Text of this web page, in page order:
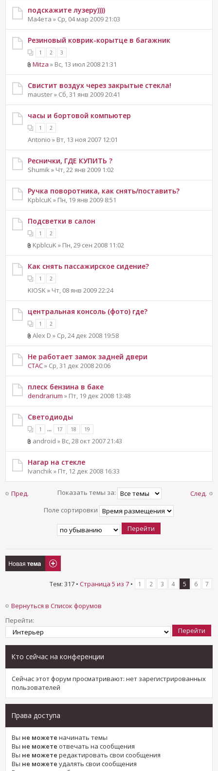
подскажите лузеру))))
Ма4ета » Ср, 04 мар 2009 21:03
Резиновый коврик-корытце в багажник
1 2 3
Mitza » Вс, 13 июл 2008 21:31
Свистит воздух через закрытые стекла!
mauster » Сб, 31 янв 2009 20:41
часы и бортовой компьютер
1 2
Antonio » Вт, 13 ноя 2007 12:01
Реснички, ГДЕ КУПИТЬ ?
Shumik » Чт, 22 янв 2009 1:02
Ручка поворотника, как снять/поставить?
KpblcuK » Пн, 19 янв 2009 8:51
Подсветки в салон
1 2
KpblcuK » Пн, 29 сен 2008 11:02
Как снять пассажирское сидение?
1 2
KIOSK » Чт, 08 янв 2009 22:24
центральная консоль (фото) где?
1 2
Alex D » Ср, 24 дек 2008 19:58
Не работает замок задней двери
CTAC» Ср, 31 дек 2008 20:06
плеск бензина в баке
dendrarium » Пт, 19 дек 2008 13:48
Светодиоды
1 ... 17 18 19
android » Вс, 28 окт 2007 21:43
Нагар на стекле
Ivanchik » Пт, 12 дек 2008 16:33
Пред. След.
Показать темы за:
Поле сортировки
Новая тема
Тем: 317 • Страница 5 из 7• 1 2 3 4 5 6 7
Вернуться в Список форумов
Перейти:
Кто сейчас на конференции
Сейчас этот форум просматривают: нет зарегистрированных
пользователей
Права доступа
Вы не можете начинать темы
Вы не можете отвечать на сообщения
Вы не можете редактировать свои сообщения
Вы не можете удалять свои сообщения